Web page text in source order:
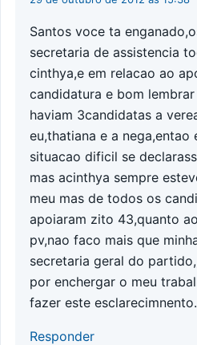
Santos voce ta
secretaria de assistencia
cinthya,e em relacao ao
candidatura e bom
haviam 3candidatas a
eu,thatiana e a nega,entao
situacao dificil se
mas acinthya sempre
meu mas de todos os
apoiaram zito 43,quanto
pv,nao faco mais que
secretaria geral do
por enchergar o meu
fazer este esclarecimnento.
Responder